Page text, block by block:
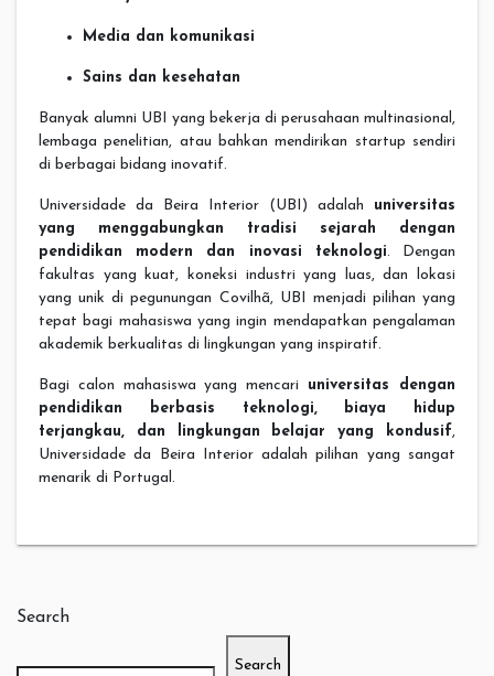
Media dan komunikasi
Sains dan kesehatan
Banyak alumni UBI yang bekerja di perusahaan multinasional,
lembaga penelitian, atau bahkan mendirikan startup sendiri
di berbagai bidang inovatif.
Universidade da Beira Interior (UBI) adalah universitas
yang menggabungkan tradisi sejarah dengan
pendidikan modern dan inovasi teknologi. Dengan
fakultas yang kuat, koneksi industri yang luas, dan lokasi
yang unik di pegunungan Covilhã, UBI menjadi pilihan yang
tepat bagi mahasiswa yang ingin mendapatkan pengalaman
akademik berkualitas di lingkungan yang inspiratif.
Bagi calon mahasiswa yang mencari universitas dengan
pendidikan berbasis teknologi, biaya hidup
terjangkau, dan lingkungan belajar yang kondusif,
Universidade da Beira Interior adalah pilihan yang sangat
menarik di Portugal.
Search
Search